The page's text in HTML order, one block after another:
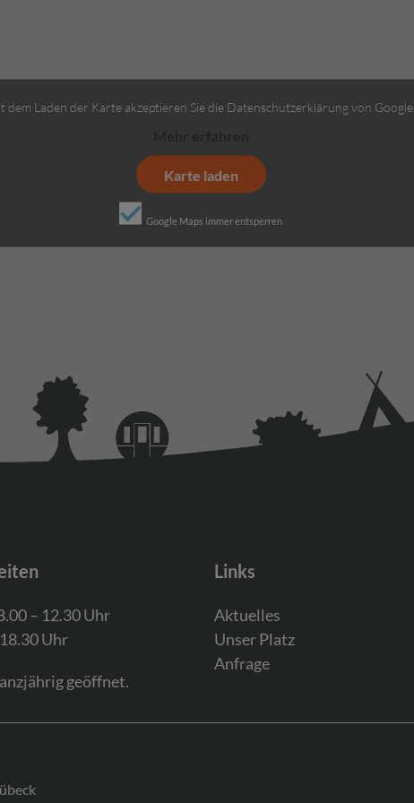
dem Laden der Karte akzeptieren Sie die Datenschutzerklärung von Google.
Karte laden
Google Maps immer entsperren
– 12.30 Uhr
Uhr
geöffnet.
Links
Aktuelles
Unser Platz
Anfrage